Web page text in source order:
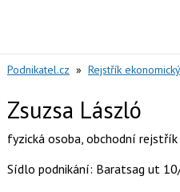
Podnikatel.cz » Rejstřík
Zsuzsa László
fyzická osoba, obchodní rejstřík
Sídlo podnikání: Baratsag ut